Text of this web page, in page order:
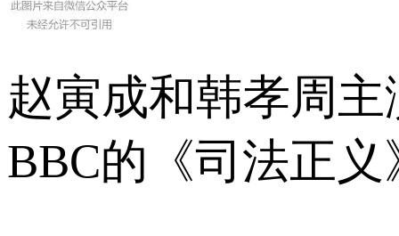
赵寅成和韩孝周
BBC的《司法正